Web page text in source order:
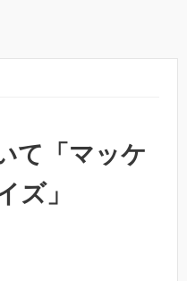
て「マッケ
ズ」